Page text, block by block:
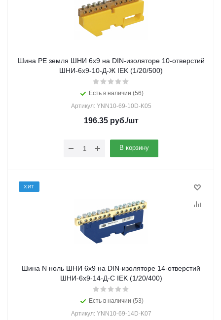
Шина PE земля ШНИ 6х9 на DIN-изоляторе 10-отверстий
ШНИ-6х9-10-Д-Ж IEK (1/20/500)
Есть в наличии (56)
Артикул: YNN10-69-10D-K05
196.35руб./шт
В корзину
ХИТ
Шина N ноль ШНИ 6х9 на DIN-изоляторе 14-отверстий
ШНИ-6х9-14-Д-С IEK (1/20/400)
Есть в наличии (53)
Артикул: YNN10-69-14D-K07